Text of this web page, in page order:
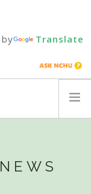
Translate